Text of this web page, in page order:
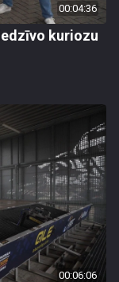
00:04:36
kuriozu
00:06:06